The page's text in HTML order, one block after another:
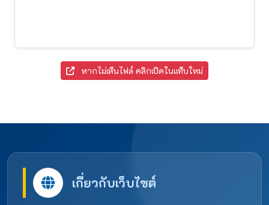
หากไม่เห็นไฟล์ คลิกเปิดในแท็บใหม่
เกี่ยวกับเว็บไซต์